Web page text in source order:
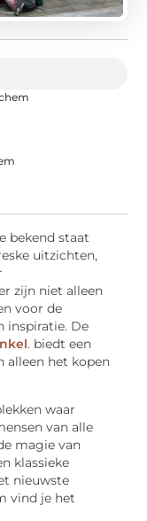
bekend staat
uitzichten,
zijn niet alleen
voor de
inspiratie. De
. biedt een
alleen het kopen
waar
van alle
magie van
klassieke
nieuwste
vind je het